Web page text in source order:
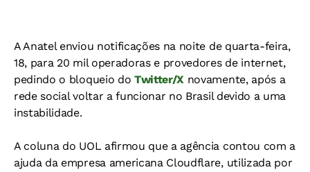
A Anatel enviou notificações na noite de quarta-feira,
18, para 20 mil operadoras e provedores de internet,
pedindo o bloqueio do Twitter/X novamente, após a
rede social voltar a funcionar no Brasil devido a uma
instabilidade.
A coluna do UOL afirmou que a agência contou com a
ajuda da empresa americana Cloudflare, utilizada por